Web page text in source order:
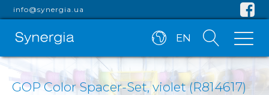
info@synergia.ua
EN
GOP Color Spacer-Set, violet (R814617)